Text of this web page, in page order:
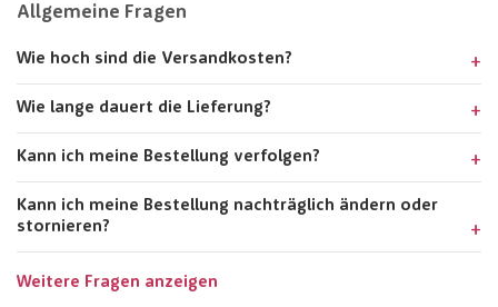
Allgemeine Fragen
Wie hoch sind die Versandkosten?
Wie lange dauert die Lieferung?
Kann ich meine Bestellung verfolgen?
Kann ich meine Bestellung nachträglich ändern oder
stornieren?
Weitere Fragen anzeigen